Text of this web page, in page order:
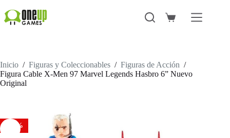
al
contenido
Carro
Inicio / Figuras y Coleccionables / Figuras de Acción /
Figura Cable X-Men 97 Marvel Legends Hasbro 6” Nuevo
Original
-53%